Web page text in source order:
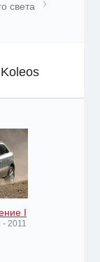
света
I
- 2011